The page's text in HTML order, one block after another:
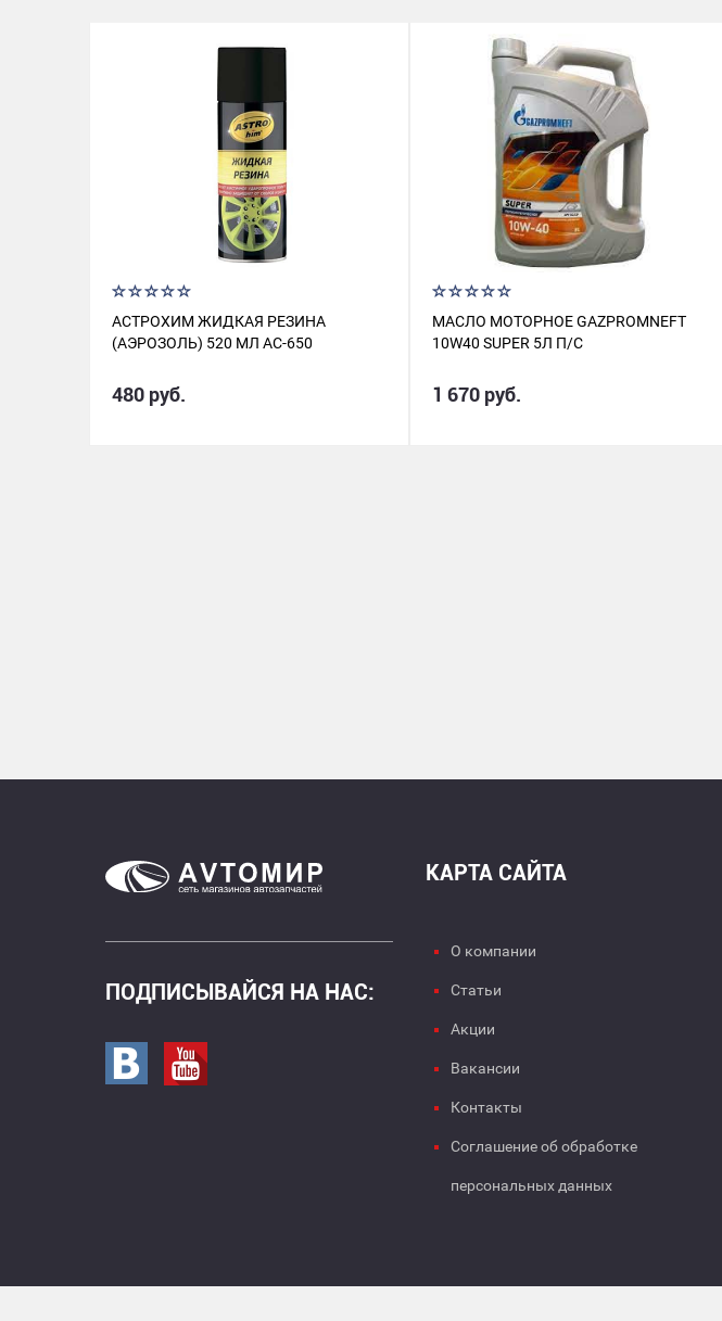
АСТРОХИМ ЖИДКАЯ РЕЗИНА
(АЭРОЗОЛЬ) 520 МЛ АС-650
480 руб.
МАСЛО МОТОРНОЕ GAZPROMNEFT
10W40 SUPER 5Л П/С
1 670 руб.
ПОДПИСЫВАЙСЯ НА НАС:
Перейти в вк
КАРТА САЙТА
О компании
Статьи
Акции
Вакансии
Контакты
Соглашение об обработке
персональных данных